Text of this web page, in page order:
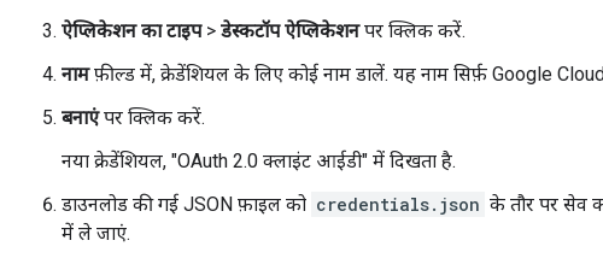
ऐप्लिकेशन का टाइप > डेस्कटॉप ऐप्लिकेशनपर क्लिक करें.
नामफ़ील्ड में, क्रेडेंशियल के लिए कोई नाम डालें. यह नाम सिर्फ़ Google
बनाएंपर क्लिक करें.
नया क्रेडेंशियल, "OAuth 2.0 क्लाइंट आईडी" में दिखता है.
डाउनलोड की गई JSON फ़ाइल को credentials.json के तौर पर सेव
में ले जाएं.